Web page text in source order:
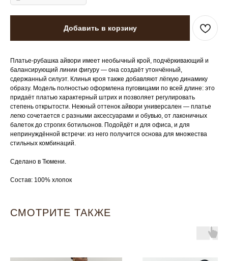
Добавить в корзину
Платье‑рубашка айвори имеет необычный крой, подчёркивающий и
балансирующий линии фигуру — она создаёт утончённый,
сдержанный силуэт. Клинья кроя также добавляют лёгкую динамику
образу. Модель полностью оформлена пуговицами по всей длине: это
придаёт платью характерный штрих и позволяет регулировать
степень открытости. Нежный оттенок айвори универсален — платье
легко сочетается с разными аксессуарами и обувью, от лаконичных
балеток до строгих ботильонов. Подойдёт и для офиса, и для
непринуждённой встречи: из него получится основа для множества
стильных комбинаций.
Сделано в Тюмени.
Состав: 100% хлопок
СМОТРИТЕ ТАКЖЕ